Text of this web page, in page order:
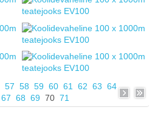
57 58 59 60 61 62 63 64
67 68 69 70 71